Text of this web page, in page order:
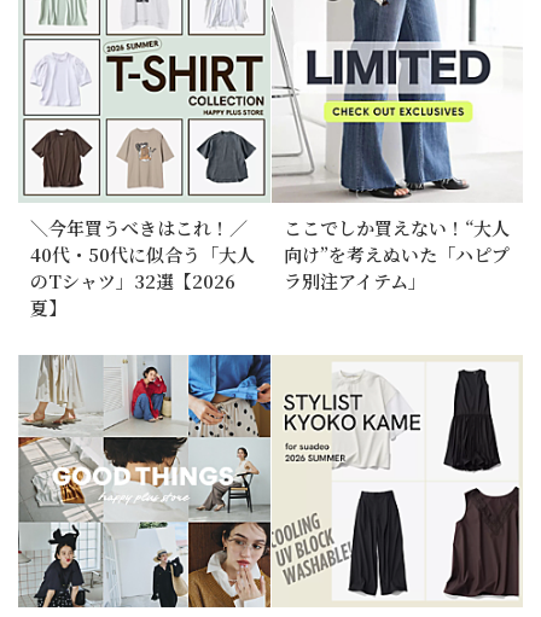
＼今年買うべきはこれ！／
40代・50代に似合う「大人
のTシャツ」32選【2026
夏】
ここでしか買えない！“大人
向け”を考えぬいた「ハピプ
ラ別注アイテム」